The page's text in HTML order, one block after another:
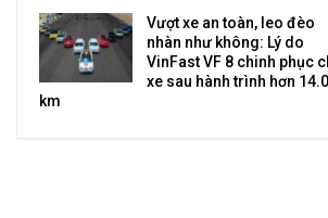
Vượt xe an toàn, leo đèo
nhàn như không: Lý do
VinFast VF 8 chinh phục
xe sau hành trình hơn
km